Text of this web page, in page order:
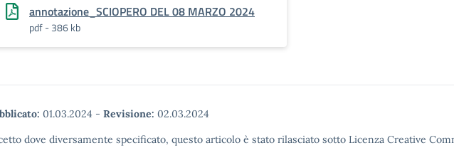
annotazione_SCIOPERO DEL 08 MARZO 2024
pdf - 386 kb
01.03.2024 - Revisione: 02.03.2024
dove diversamente specificato, questo articolo è stato rilasciato sotto Licenza Creative